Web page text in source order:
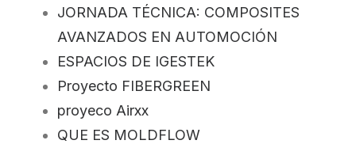
JORNADA TÉCNICA: COMPOSITES
AVANZADOS EN AUTOMOCIÓN
ESPACIOS DE IGESTEK
Proyecto FIBERGREEN
proyeco Airxx
QUE ES MOLDFLOW